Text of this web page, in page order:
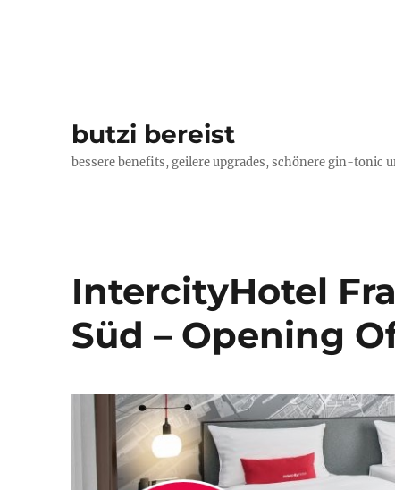
butzi bereist
bessere benefits, geilere upgrades, schönere gin-tonic
IntercityHotel
Süd – Opening